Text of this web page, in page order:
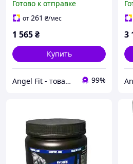
Готово к отправке
от261 ₴/мес
1 565₴
Купить
Angel Fit - товари для здоров'я, спорту та активного життя 99%
3